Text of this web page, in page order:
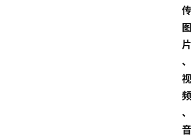
传
图
片
、
视
频
、
音